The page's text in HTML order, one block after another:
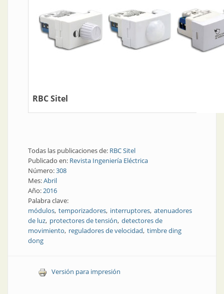
RBC Sitel
Todas las publicaciones de: RBC Sitel
Publicado en: Revista Ingeniería Eléctrica
Número:308
Mes:Abril
Año:2016
Palabra clave:
módulos temporizadores interruptores atenuadores
de luz protectores de tensión detectores de
movimiento reguladores de velocidad timbre ding
dong
Versión para impresión